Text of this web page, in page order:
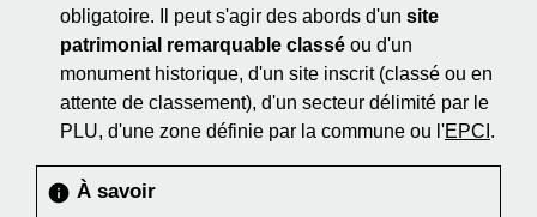
obligatoire. Il peut s'agir des abords d'un site
patrimonial remarquable classé ou d'un
monument historique, d'un site inscrit (classé ou en
attente de classement), d'un secteur délimité par le
PLU, d'une zone définie par la commune ou l'EPCI .
info À savoir